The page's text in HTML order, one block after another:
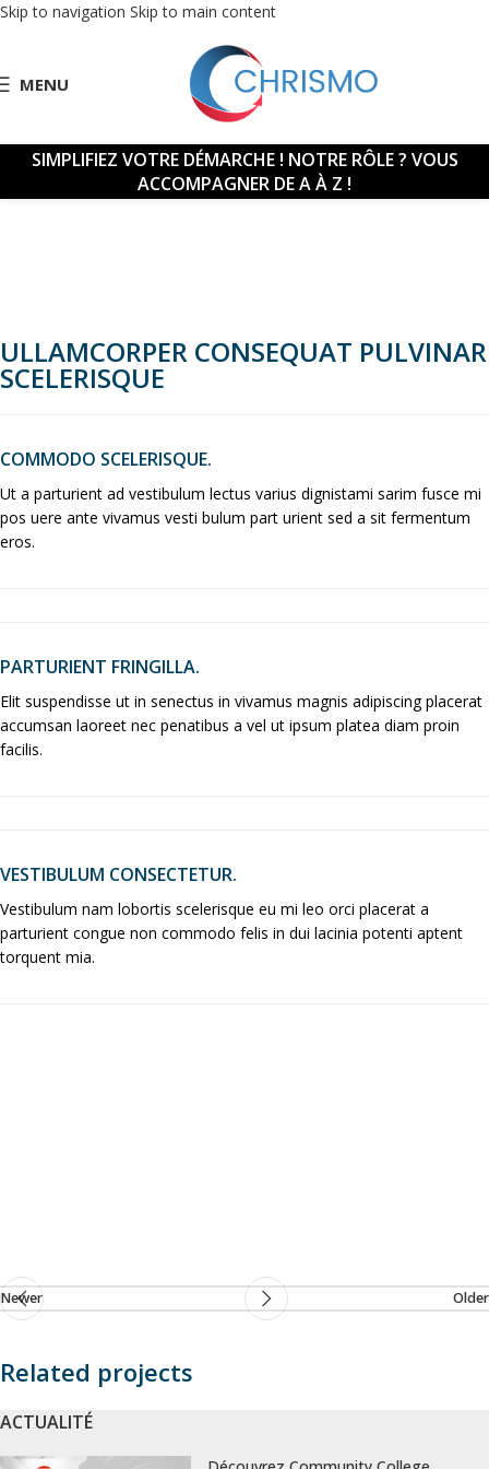
Skip to navigation Skip to main content
MENU
SIMPLIFIEZ VOTRE DÉMARCHE ! NOTRE RÔLE ? VOUS
ACCOMPAGNER DE A À Z !
ULLAMCORPER CONSEQUAT PULVINAR
SCELERISQUE
COMMODO SCELERISQUE.
Ut a parturient ad vestibulum lectus varius dignistami sarim fusce mi
pos uere ante vivamus vesti bulum part urient sed a sit fermentum
eros.
PARTURIENT FRINGILLA.
Elit suspendisse ut in senectus in vivamus magnis adipiscing placerat
accumsan laoreet nec penatibus a vel ut ipsum platea diam proin
facilis.
VESTIBULUM CONSECTETUR.
Vestibulum nam lobortis scelerisque eu mi leo orci placerat a
parturient congue non commodo felis in dui lacinia potenti aptent
torquent mia.
Newer Older
Related projects
Potenti parturient parturie
ACTUALITÉ